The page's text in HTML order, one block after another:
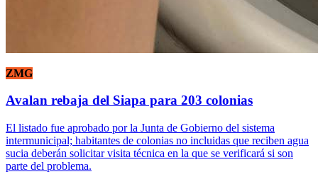
ZMG
Avalan rebaja del Siapa para 203 colonias
El listado fue aprobado por la Junta de Gobierno del sistema
intermunicipal; habitantes de colonias no incluidas que reciben agua
sucia deberán solicitar visita técnica en la que se verificará si son
parte del problema.